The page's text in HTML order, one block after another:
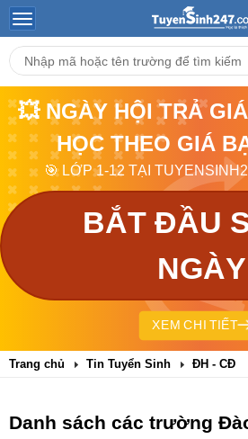
💥 NGÀY HỘI TRẢ
HỌC THEO GIÁ
🎯 LỚP 1-12 TẠI
BẮT ĐẦU
NGÀY
XEM CHI TIẾT
Trang chủ Tin Tuyển Sinh ĐH - CĐ
Danh sách các trường